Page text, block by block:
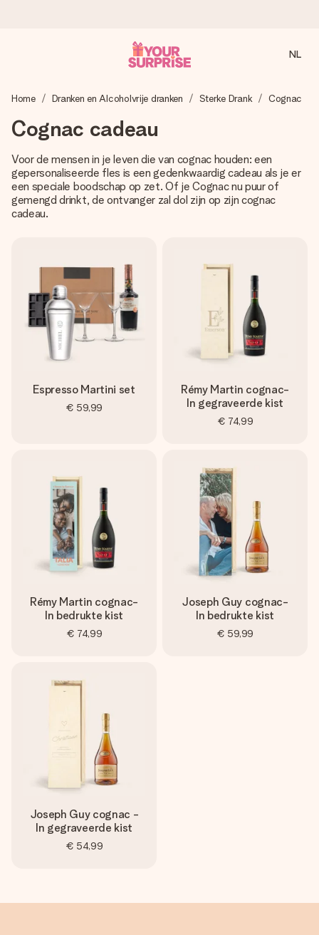
We maken jouw cadeau met zorg en zorgen dat het
het juiste moment, wanneer het het meeste betekent.
4,8 (gebaseerd op +8.000 reviews)
Onze cadeaus worden gewaardeerd. Klanten beoordelen
Gratis wenskaartje
Je maakt in een paar stappen iets unieks – met haar naam,
jullie foto of een boodschap die raakt. Zonder gedoe, maar
met alle aandacht voor het moment.
NL
Home Dranken en Alcoholvrije dranken Sterke Drank Cognac
Cognac cadeau
Voor de mensen in je leven die van cognac houden: een
gepersonaliseerde fles is een gedenkwaardig cadeau als je er
een speciale boodschap op zet. Of je Cognac nu puur of
gemengd drinkt, de ontvanger zal dol zijn op zijn cognac
cadeau.
Espresso Martini set
€ 59,99
Rémy Martin cognac-
In gegraveerde kist
€ 74,99
Rémy Martin cognac-
In bedrukte kist
€ 74,99
Joseph Guy cognac-
In bedrukte kist
€ 59,99
Joseph Guy cognac -
In gegraveerde kist
€ 54,99